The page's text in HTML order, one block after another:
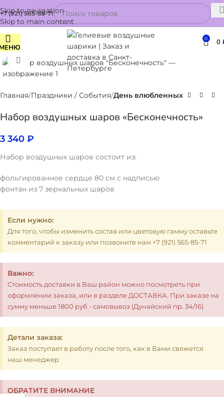
Skip to navigation
Skip to main content
+7 (921) 565-85-71
0 0
Нажмите, чтобы увеличить
Главная Праздники / События День влюбленных
Набор воздушных шаров «Бесконечность»
3 340 ₽
Набор воздушных шаров состоит из:
фольгированное сердце 80 см с надписью
фонтан из 7 зеркальных шаров
Если нужно:
Для того, чтобы изменить состав или цветовую гамму оставьте
комментарий к заказу или позвоните нам +7 (921) 565-85-71
Важно:
Стоимость доставки в Ваш район можно посмотреть при
оформлении заказа, или в разделе ДОСТАВКА. При заказе на
сумму меньше 1800 руб - самовывоз (Дунайский пр. 34/16)
Детали заказа:
Заказ поступает в работу после того, как в Вами свяжется
наш менеджер
ОБРАТИТЕ ВНИМАНИЕ